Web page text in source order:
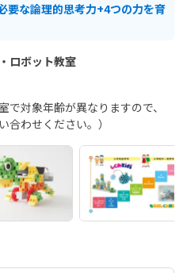
要な論理的思考力+4つの力を育
ロボット教室
で対象年齢が異なりますので、
合わせください。）